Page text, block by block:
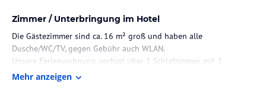
Zimmer / Unterbringung im Hotel
Die Gästezimmer sind ca. 16 m² groß und haben alle
Dusche/WC/TV, gegen Gebühr auch WLAN.
Unsere Ferienwohnung verfügt über 1 Schlafzimmer mit 2
Einzelbetten, Wohnzimmer mit 2 Einzelsofas (Liegefläche 1x2 m), 1
Mehr anzeigen